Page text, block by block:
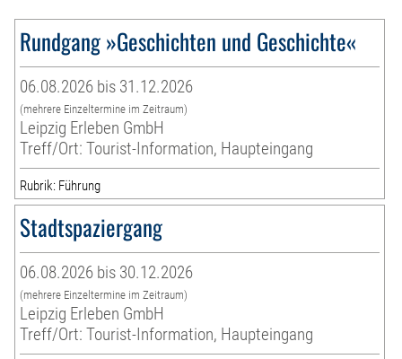
Rundgang »Geschichten und Geschichte«
06.08.2026 bis 31.12.2026
(mehrere Einzeltermine im Zeitraum)
Leipzig Erleben GmbH
Treff/Ort: Tourist-Information, Haupteingang
Rubrik: Führung
Stadtspaziergang
06.08.2026 bis 30.12.2026
(mehrere Einzeltermine im Zeitraum)
Leipzig Erleben GmbH
Treff/Ort: Tourist-Information, Haupteingang